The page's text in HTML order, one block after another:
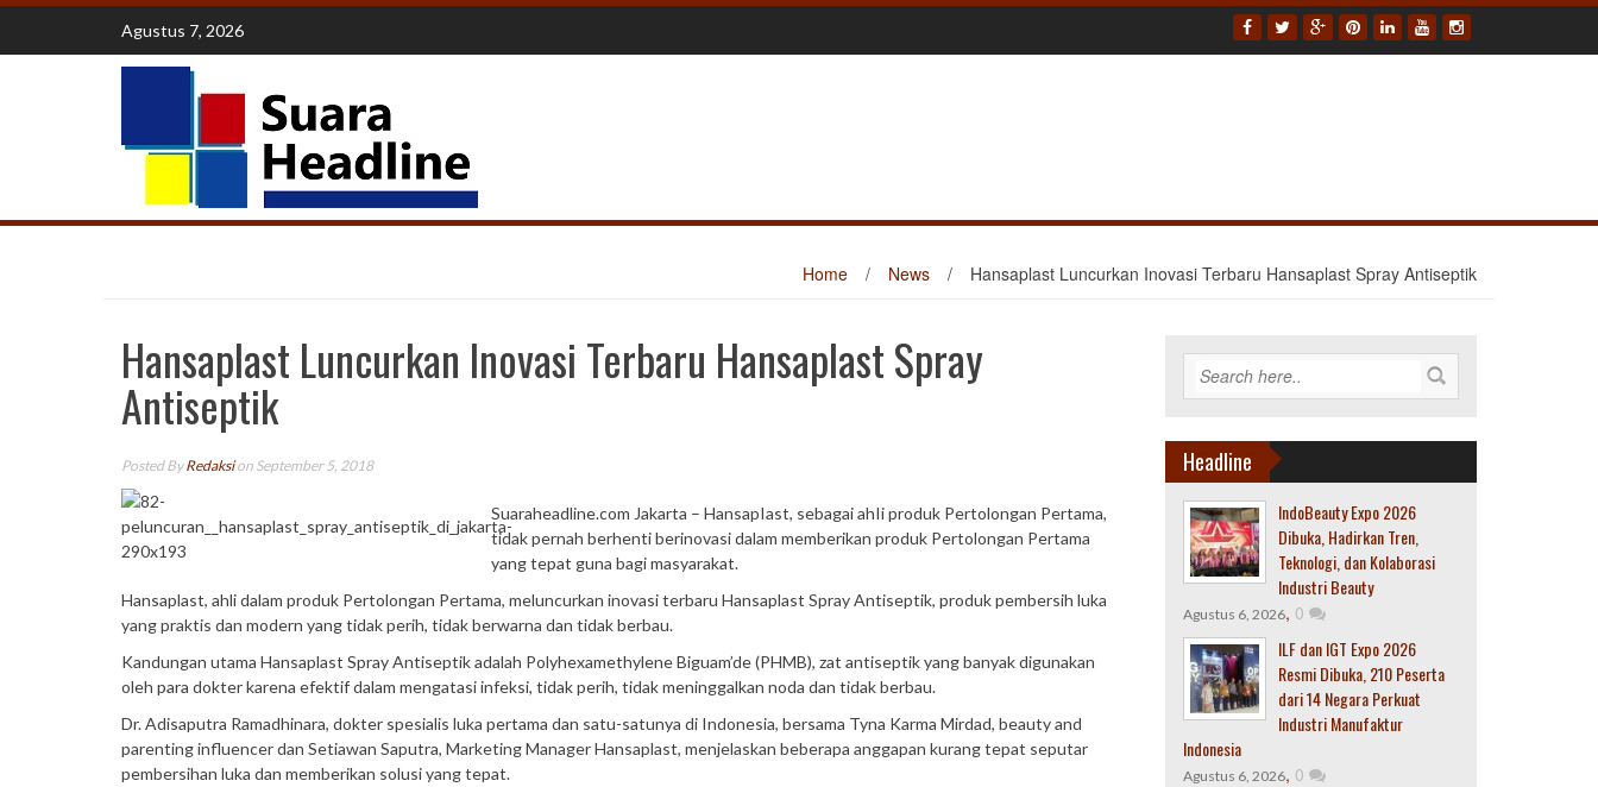
Skip
content
Agustus 7, 2026
Home / News / Hansaplast Luncurkan Inovasi Terbaru Hansaplast Spray Antiseptik
Hansaplast Luncurkan Inovasi Terbaru Hansaplast Spray
Antiseptik
Posted ByRedaksion September 5, 2018
Suaraheadline.com Jakarta – HansapIast, sebagai ahIi produk Pertolongan Pertama,
tidak pernah berhenti berinovasi dalam memberikan produk Pertolongan Pertama
yang tepat guna bagi masyarakat.
Hansaplast, ahli dalam produk Pertolongan Pertama, meluncurkan inovasi terbaru Hansaplast Spray Antiseptik, produk pembersih luka
yang praktis dan modern yang tidak perih, tidak berwarna dan tidak berbau.
Kandungan utama Hansaplast Spray Antiseptik adalah Polyhexamethylene Biguam’de (PHMB), zat antiseptik yang banyak digunakan
oleh para dokter karena efektif dalam mengatasi infeksi, tidak perih, tidak meninggalkan noda dan tidak berbau.
Dr. Adisaputra Ramadhinara, dokter spesialis luka pertama dan satu-satunya di Indonesia, bersama Tyna Karma Mirdad, beauty and
parenting influencer dan Setiawan Saputra, Marketing Manager Hansaplast, menjelaskan beberapa anggapan kurang tepat seputar
pembersihan luka dan memberikan solusi yang tepat.
Headline
IndoBeauty Expo 2026
Dibuka, Hadirkan Tren,
Teknologi, dan Kolaborasi
Industri Beauty
Agustus 6, 2026, 0
ILF dan IGT Expo 2026
Resmi Dibuka, 210 Peserta
dari 14 Negara Perkuat
Industri Manufaktur
Indonesia
Agustus 6, 2026, 0